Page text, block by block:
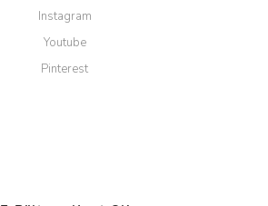
Instagram
Youtube
Pinterest